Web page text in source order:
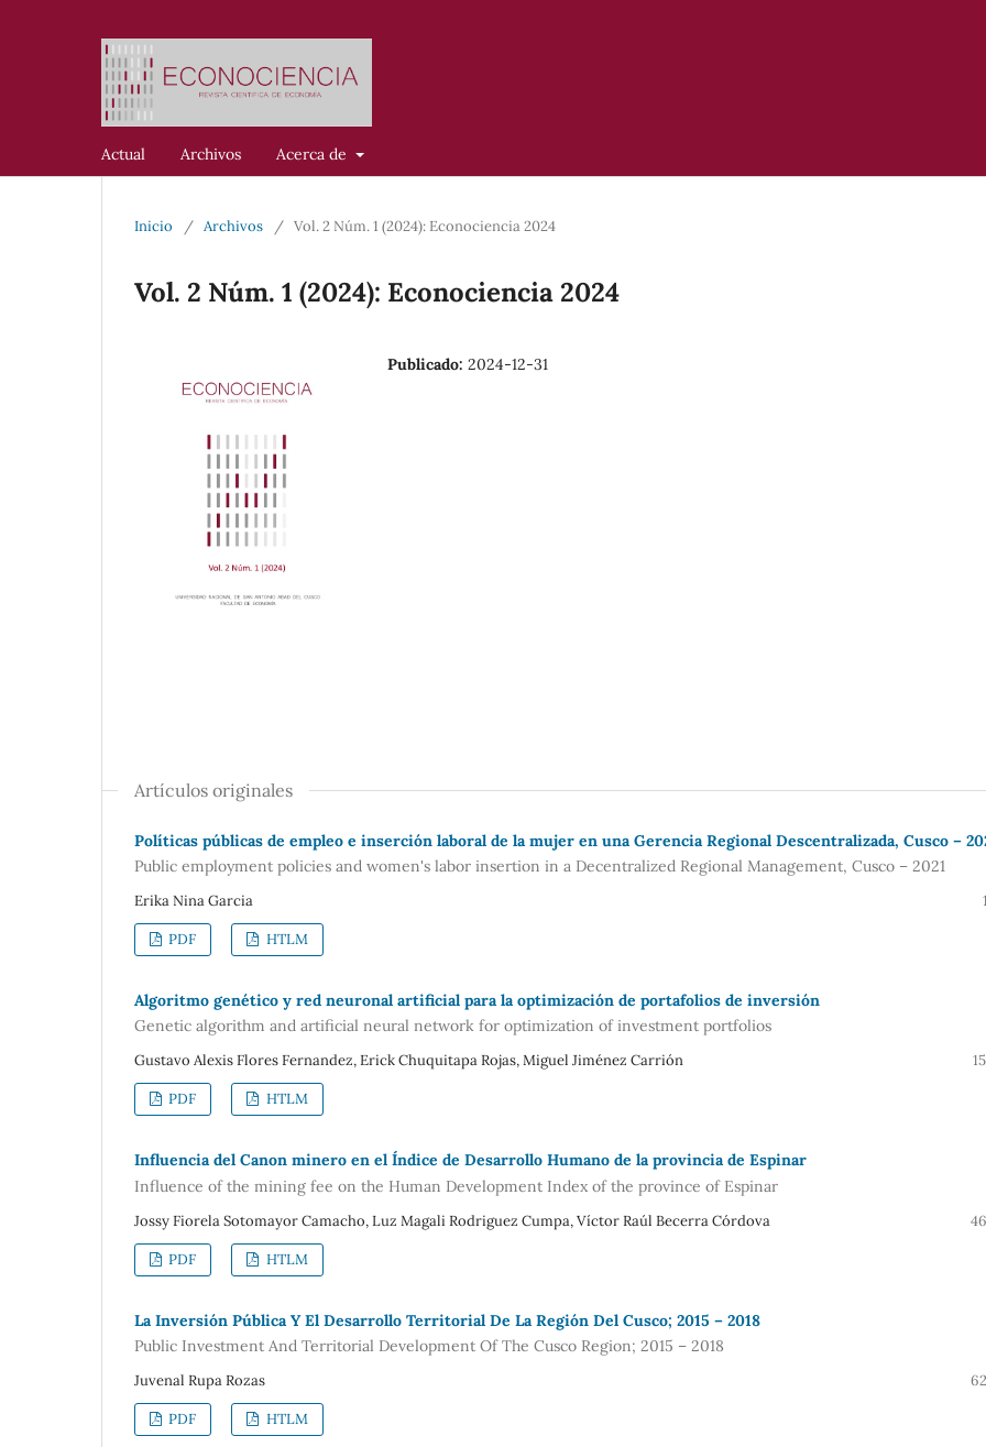
Actual Archivos Acerca de
Inicio / Archivos / Vol. 2 Núm. 1 (2024): Econociencia 2024
Vol. 2 Núm. 1 (2024): Econociencia 2024
Publicado: 2024-12-31
Artículos originales
Políticas públicas de empleo e inserción laboral de la mujer en una Gerencia Regional Descentralizada, Cusco –
Public employment policies and women's labor insertion in a Decentralized Regional Management, Cusco – 2021
Erika Nina Garcia
PDF HTLM
Algoritmo genético y red neuronal artificial para la optimización de portafolios de inversión
Genetic algorithm and artificial neural network for optimization of investment portfolios
Gustavo Alexis Flores Fernandez, Erick Chuquitapa Rojas, Miguel Jiménez Carrión
PDF HTLM
Influencia del Canon minero en el Índice de Desarrollo Humano de la provincia de Espinar
Influence of the mining fee on the Human Development Index of the province of Espinar
Jossy Fiorela Sotomayor Camacho, Luz Magali Rodriguez Cumpa, Víctor Raúl Becerra Córdova
PDF HTLM
La Inversión Pública Y El Desarrollo Territorial De La Región Del Cusco; 2015 – 2018
Public Investment And Territorial Development Of The Cusco Region; 2015 – 2018
Juvenal Rupa Rozas
PDF HTLM